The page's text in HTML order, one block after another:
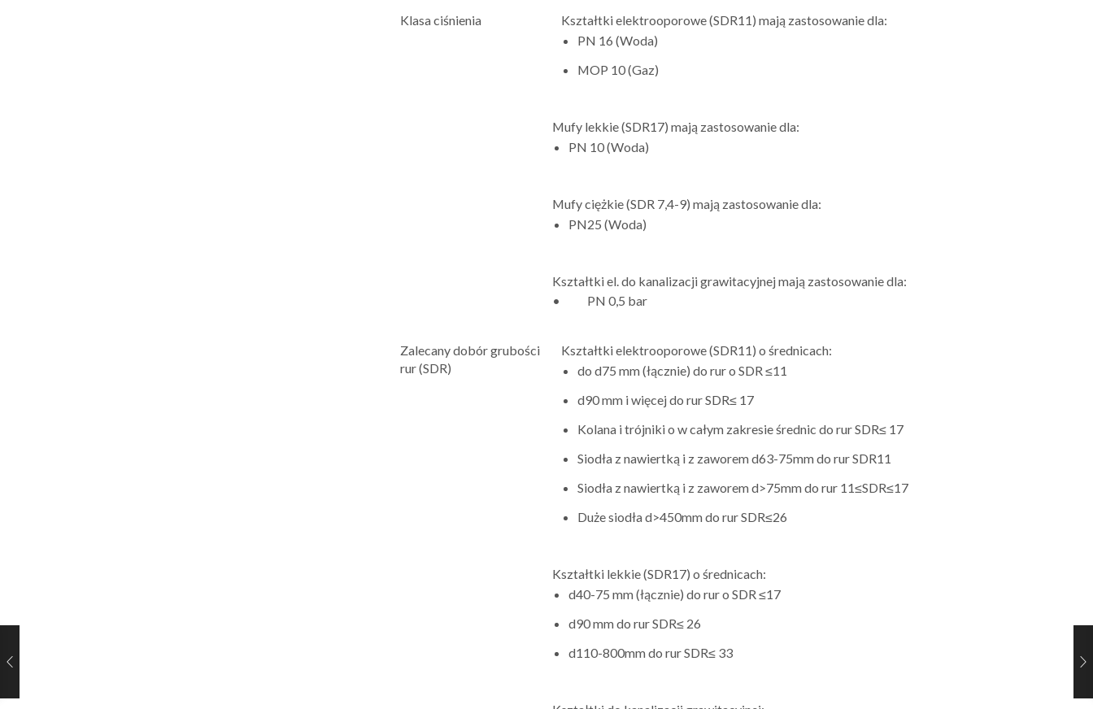
Klasa ciśnienia
Kształtki elektrooporowe (SDR11) mają zastosowanie dla:
PN 16 (Woda)
MOP 10 (Gaz)
Mufy lekkie (SDR17) mają zastosowanie dla:
PN 10 (Woda)
Mufy ciężkie (SDR 7,4-9) mają zastosowanie dla:
PN25 (Woda)
Kształtki el. do kanalizacji grawitacyjnej mają zastosowanie dla:
• PN 0,5 bar
Zalecany dobór grubości
rur (SDR)
Kształtki elektrooporowe (SDR11) o średnicach:
do d75 mm (łącznie) do rur o SDR ≤11
d90 mm i więcej do rur SDR≤ 17
Kolana i trójniki o w całym zakresie średnic do rur SDR≤ 17
Siodła z nawiertką i z zaworem d63-75mm do rur SDR11
Siodła z nawiertką i z zaworem d>75mm do rur 11≤SDR≤17
Duże siodła d>450mm do rur SDR≤26
Kształtki lekkie (SDR17) o średnicach:
d40-75 mm (łącznie) do rur o SDR ≤17
d90 mm do rur SDR≤ 26
d110-800mm do rur SDR≤ 33